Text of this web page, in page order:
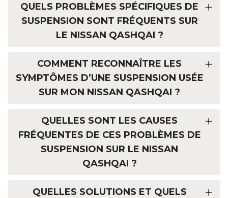
QUELS PROBLÈMES SPÉCIFIQUES DE
SUSPENSION SONT FRÉQUENTS SUR
LE NISSAN QASHQAI ?
COMMENT RECONNAÎTRE LES
SYMPTÔMES D’UNE SUSPENSION USÉE
SUR MON NISSAN QASHQAI ?
QUELLES SONT LES CAUSES
FRÉQUENTES DE CES PROBLÈMES DE
SUSPENSION SUR LE NISSAN
QASHQAI ?
QUELLES SOLUTIONS ET QUELS